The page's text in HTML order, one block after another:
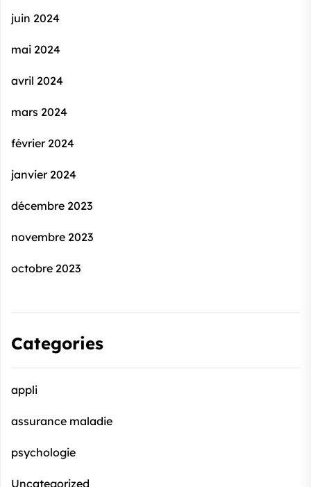
juin 2024
mai 2024
avril 2024
mars 2024
février 2024
janvier 2024
décembre 2023
novembre 2023
octobre 2023
Categories
appli
assurance maladie
psychologie
Uncategorized